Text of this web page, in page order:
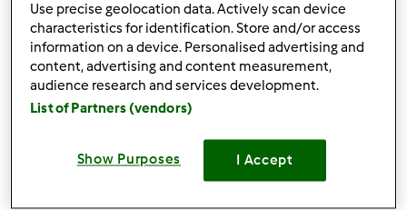
Lun, 02/25/2013 - 12:29
Salve, tempo fa ho dovuto interrompere l'abbonamento
nuovamente, vorrei sapere se riprendendo
l'abbonamento devo aspettare ancora un anno per poter
Use precise geolocation data. Actively scan device
characteristics for identification. Store and/or access
information on a device. Personalised advertising and
content, advertising and content measurement,
audience research and services development.
List of Partners (vendors)
Show Purposes I Accept